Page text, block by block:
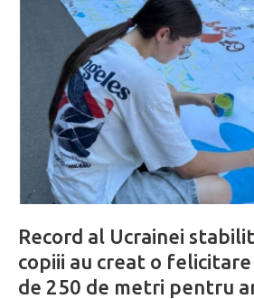
Record al Ucrainei
copiii au creat o
de 250 de metri pentru